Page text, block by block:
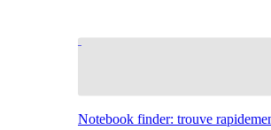
Notebook finder: trouve